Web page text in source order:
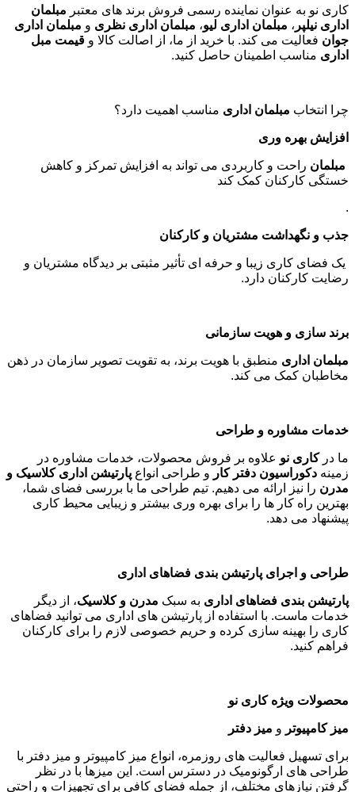
کاری نو به عنوان نماینده رسمی فروش برند های معتبر مبلمان
اداری نیلپر ، مبلمان اداری لیو، مبلمان اداری نظری و مبلمان اداری
جوان فعالیت می کند. با خرید از ما، از اصالت کالا و قیمت مبل
اداری مناسب اطمینان حاصل کنید.
چرا انتخاب مبلمان اداری مناسب اهمیت دارد؟
افزایش بهره وری
مبلمان راحت و کاربردی می تواند به افزایش تمرکز و کاهش
خستگی کارکنان کمک کند
.
جذب و نگهداشت مشتریان و کارکنان
یک فضای کاری زیبا و حرفه ای تأثیر مثبتی بر دیدگاه مشتریان و
رضایت کارکنان دارد.
برند سازی و هویت سازمانی
مبلمان اداری منطبق با هویت برند، به تقویت تصویر سازمان در ذهن
مخاطبان کمک می کند.
خدمات مشاوره و طراحی
ما درکاری نو علاوه بر فروش محصولات، خدمات مشاوره در
زمینه دکوراسیون دفتر کار و طراحی انواع پارتیشن اداری کلاسیک و
مدرن را نیز ارائه می دهیم. تیم طراحی ما با بررسی فضای شما،
بهترین راه کار ها را برای بهره وری بیشتر و زیبایی محیط کاری
پیشنهاد می دهد.
طراحی و اجرای پارتیشن بندی فضاهای اداری
پارتیشن بندی فضاهای اداری به سبک مدرن و کلاسیک، از دیگر
خدمات ماست. با استفاده از پارتیشن های اداری می توانید فضاهای
کاری را بهینه سازی کرده و حریم خصوصی لازم را برای کارکنان
فراهم کنید.
محصولات ویژه کاری نو
میز کامپیوتر و میز دفتر
برای تسهیل فعالیت های روزمره، انواع میز کامپیوتر و میز دفتر با
طراحی های ارگونومیک در دسترس است. این میزها با در نظر
گرفتن نیازهای مختلف، از جمله فضای کافی برای تجهیزات و راحتی